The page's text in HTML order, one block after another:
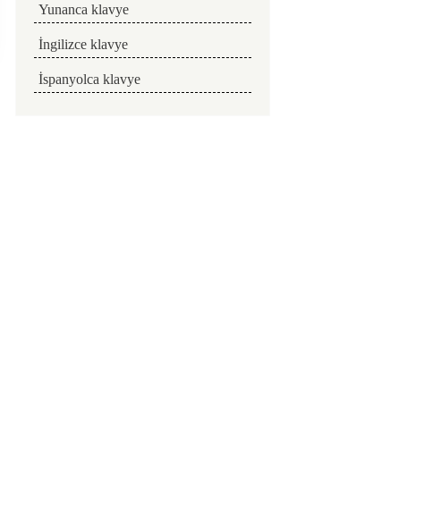
Yunanca klavye
İngilizce klavye
İspanyolca klavye